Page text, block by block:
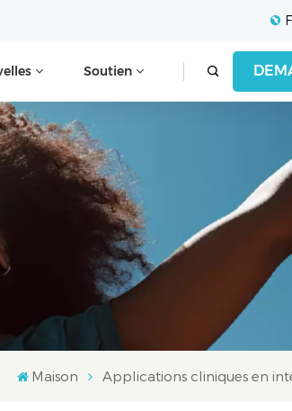
English
Español
Italiano
العربية
Soutien
Maison Applications cliniques en